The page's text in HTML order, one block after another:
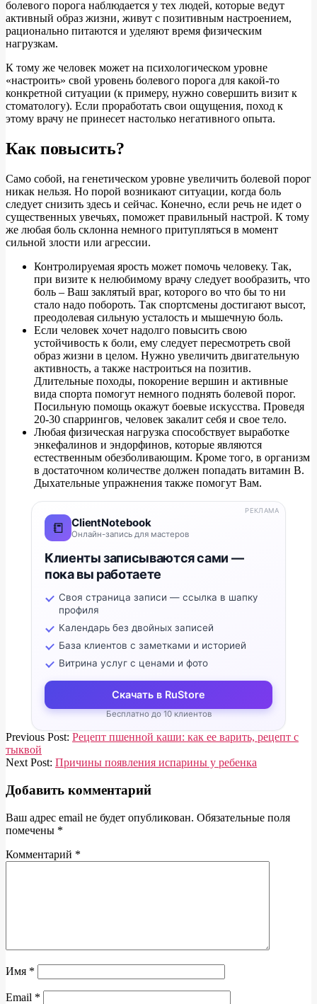
болевого порога наблюдается у тех людей, которые ведут
активный образ жизни, живут с позитивным настроением,
рационально питаются и уделяют время физическим
нагрузкам.
К тому же человек может на психологическом уровне
«настроить» свой уровень болевого порога для какой-то
конкретной ситуации (к примеру, нужно совершить визит к
стоматологу). Если проработать свои ощущения, поход к
этому врачу не принесет настолько негативного опыта.
Как повысить?
Само собой, на генетическом уровне увеличить болевой порог
никак нельзя. Но порой возникают ситуации, когда боль
следует снизить здесь и сейчас. Конечно, если речь не идет о
существенных увечьях, поможет правильный настрой. К тому
же любая боль склонна немного притупляться в момент
сильной злости или агрессии.
Контролируемая ярость может помочь человеку. Так,
при визите к нелюбимому врачу следует вообразить, что
боль – Ваш заклятый враг, которого во что бы то ни
стало надо побороть. Так спортсмены достигают высот,
преодолевая сильную усталость и мышечную боль.
Если человек хочет надолго повысить свою
устойчивость к боли, ему следует пересмотреть свой
образ жизни в целом. Нужно увеличить двигательную
активность, а также настроиться на позитив.
Длительные походы, покорение вершин и активные
вида спорта помогут немного поднять болевой порог.
Посильную помощь окажут боевые искусства. Проведя
20-30 спаррингов, человек закалит себя и свое тело.
Любая физическая нагрузка способствует выработке
энкефалинов и эндорфинов, которые являются
естественным обезболивающим. Кроме того, в организм
в достаточном количестве должен попадать витамин В.
Дыхательные упражнения также помогут Вам.
📒 ClientNotebook
Онлайн-запись для мастеров
Клиенты записываются сами —
пока вы работаете
Своя страница записи — ссылка в шапку
профиля
Календарь без двойных записей
База клиентов с заметками и историей
Витрина услуг с ценами и фото
Скачать в RuStore
Бесплатно до 10 клиентов
РЕКЛАМА
2018-
02-
14
Previous Post: Рецепт пшенной каши: как ее варить, рецепт с
тыквой
Next Post: Причины появления испарины у ребенка
Добавить комментарий
Ваш адрес email не будет опубликован. Обязательные поля
помечены *
Комментарий *
Имя *
Email *